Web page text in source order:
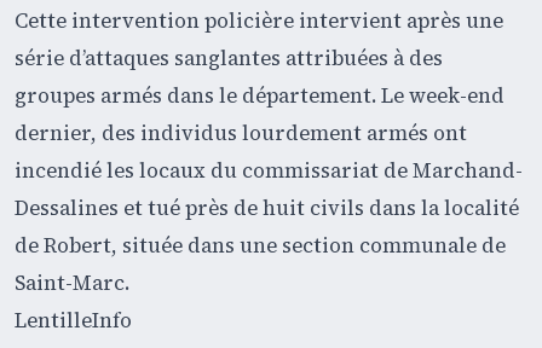
Cette intervention policière intervient après une
série d’attaques sanglantes attribuées à des
groupes armés dans le département. Le week-end
dernier, des individus lourdement armés ont
incendié les locaux du commissariat de Marchand-
Dessalines et tué près de huit civils dans la localité
de Robert, située dans une section communale de
Saint-Marc.
LentilleInfo